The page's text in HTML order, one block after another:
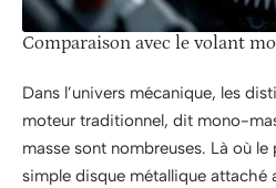
Comparaison avec le volant
Dans l’univers mécanique, les
moteur traditionnel, dit mono-
masse sont nombreuses. Là où
simple disque métallique attaché